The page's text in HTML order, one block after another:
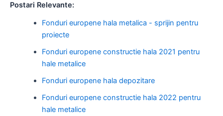
Postari Relevante:
Fonduri europene hala metalica - sprijin pentru
proiecte
Fonduri europene constructie hala 2021 pentru
hale metalice
Fonduri europene hala depozitare
Fonduri europene constructie hala 2022 pentru
hale metalice